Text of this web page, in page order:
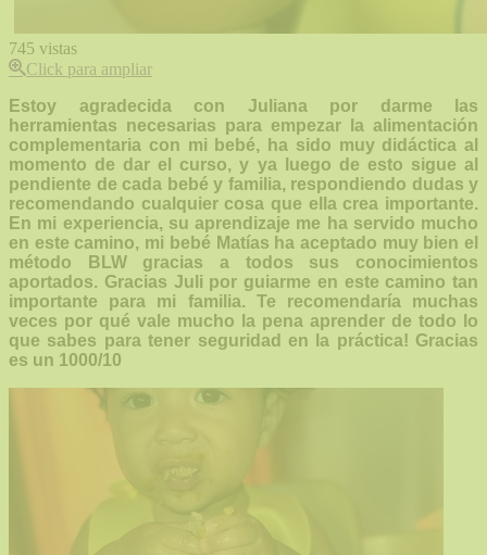
745 vistas
Click para ampliar
Estoy agradecida con Juliana por darme las
herramientas necesarias para empezar la alimentación
complementaria con mi bebé, ha sido muy didáctica al
momento de dar el curso, y ya luego de esto sigue al
pendiente de cada bebé y familia, respondiendo dudas y
recomendando cualquier cosa que ella crea importante.
En mi experiencia, su aprendizaje me ha servido mucho
en este camino, mi bebé Matías ha aceptado muy bien el
método BLW gracias a todos sus conocimientos
aportados. Gracias Juli por guiarme en este camino tan
importante para mi familia. Te recomendaría muchas
veces por qué vale mucho la pena aprender de todo lo
que sabes para tener seguridad en la práctica! Gracias
es un 1000/10